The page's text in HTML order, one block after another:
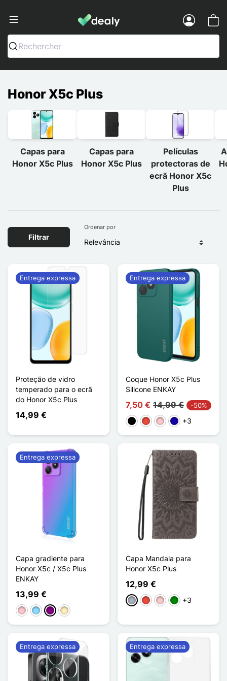
Dealy - Capas e acessórios para
Rechercher
Honor X5c Plus
Capas para
Honor X5c Plus
Capas para
Honor X5c Plus
Películas
protectoras de
ecrã Honor X5c
Plus
Filtrar
Ordenar por
Proteção de vidro
temperado para o ecrã
do Honor X5c Plus
14,99 €
Entrega expressa
Coque Honor X5c Plus
Silicone ENKAY
7,50 € 14,99 € -50%
PretoVermelho
RosaAzul Escuro
+3
Entrega expressa
Capa gradiente para
Honor X5c / X5c Plus
ENKAY
13,99 €
RosaAzul Claro
Púrpura
Ouro
Entrega expressa
Capa Mandala para
Honor X5c Plus
12,99 €
CinzentoVermelho
RosaVerde
+3
Entrega expressa Entrega expressa